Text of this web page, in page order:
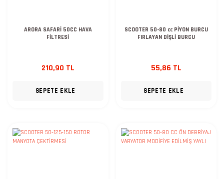
ARORA SAFARİ 50CC HAVA
FİLTRESİ
210,90 TL
SEPETE EKLE
SCOOTER 50-80 cc PİYON BURCU
FIRLAYAN DİŞLİ BURCU
55,86 TL
SEPETE EKLE